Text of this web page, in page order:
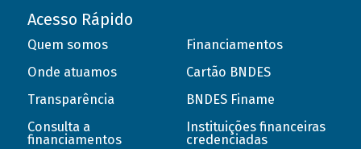
Acesso Rápido
Quem somos
Onde atuamos
Transparência
Consulta a
financiamentos
Financiamentos
Cartão BNDES
BNDES Finame
Instituições financeiras
credenciadas